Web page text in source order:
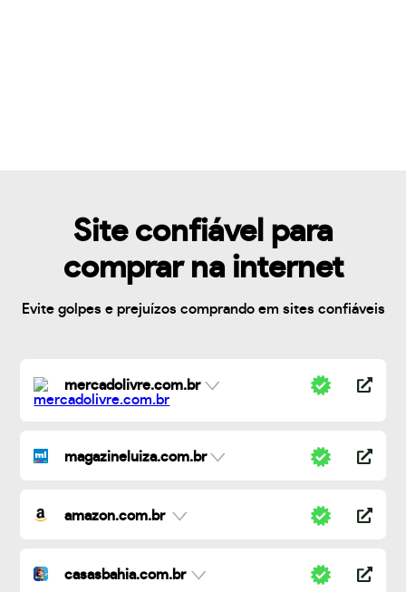
Site confiável para
comprar na internet
Evite golpes e prejuízos comprando em sites confiáveis
mercadolivre.com.br
magazineluiza.com.br
amazon.com.br
casasbahia.com.br